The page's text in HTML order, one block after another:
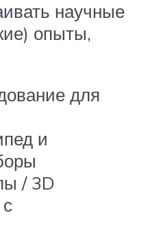
научные
опыты,
для
и
/ 3D